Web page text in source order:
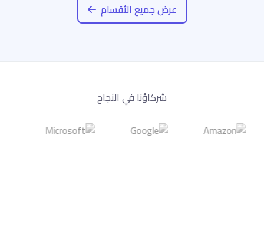
عرض جميع الأقسام
شركاؤنا في النجاح